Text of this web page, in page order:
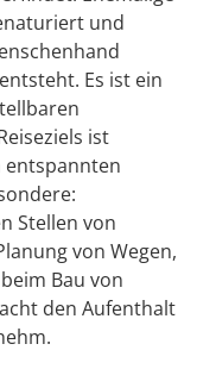
und
Es ist ein
ist
Stellen von
von Wegen,
Bau von
den Aufenthalt